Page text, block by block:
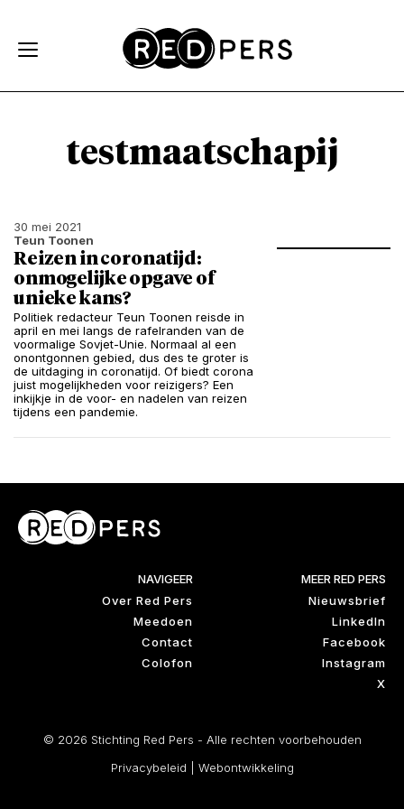
testmaatschapij
30 mei 2021
Teun Toonen
Reizen in coronatijd:
onmogelijke opgave of
unieke kans?
Politiek redacteur Teun Toonen reisde in
april en mei langs de rafelranden van de
voormalige Sovjet-Unie. Normaal al een
onontgonnen gebied, dus des te groter is
de uitdaging in coronatijd. Of biedt corona
juist mogelijkheden voor reizigers? Een
inkijkje in de voor- en nadelen van reizen
tijdens een pandemie.
NAVIGEER
Over Red Pers
Meedoen
Contact
Colofon
MEER RED PERS
Nieuwsbrief
LinkedIn
Facebook
Instagram
X
© 2026 Stichting Red Pers - Alle rechten voorbehouden
Privacybeleid
Webontwikkeling